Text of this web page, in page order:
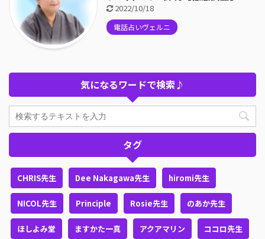
2022/10/18
電話占いヴェルニ
気になるワードで検索♪
タグ
CHRIS先生 Dee Nakagawa先生 hiromi先生
NICOL先生 Principle Rosie先生 のあか先生
ほしよみ堂 ますかた一真 アクアマリン ココロ先生